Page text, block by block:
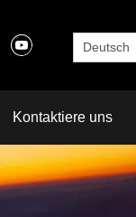
Deutsch
Kontaktiere uns